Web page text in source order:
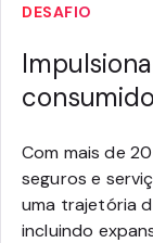
DESAFIO
Com mais de
seguros e
uma trajetória
incluindo